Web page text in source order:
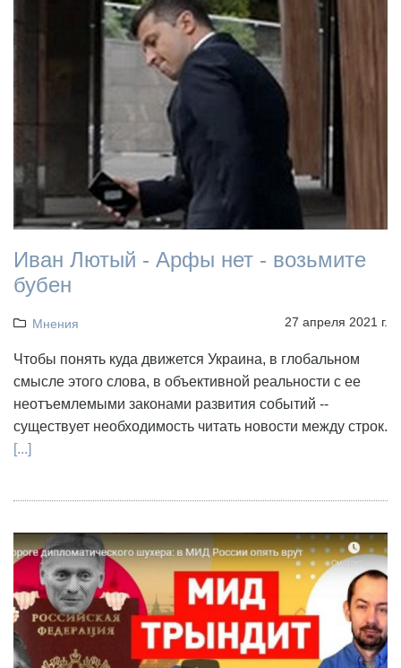
Иван Лютый - Арфы нет - возьмите
бубен
Мнения 27 апреля 2021 г.
Чтобы понять куда движется Украина, в глобальном
смысле этого слова, в объективной реальности с ее
неотъемлемыми законами развития событий --
существует необходимость читать новости между строк.
[...]